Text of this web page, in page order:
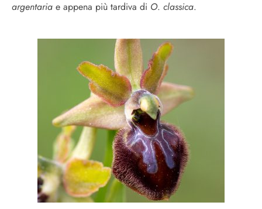
argentaria e appena più tardiva di O. classica.